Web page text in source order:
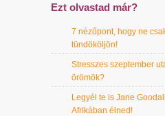
Ezt olvastad már?
7 nézőpont, hogy ne
tündököljön!
Stresszes szeptember
örömök?
Legyél te is Jane
Afrikában élned!